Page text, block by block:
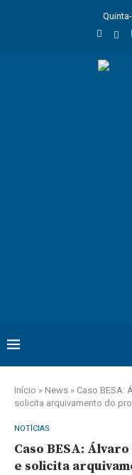
Início » News » Caso BESA:
solicita arquivamento do
NOTÍCIAS
Caso BESA:
e solicita